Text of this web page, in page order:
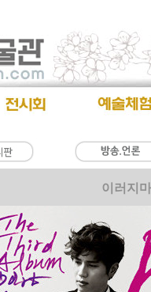
이러지